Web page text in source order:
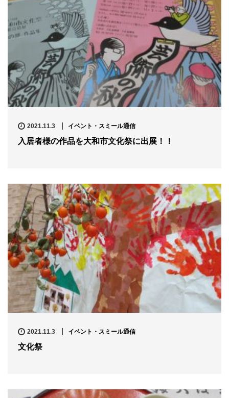
2021.11.3 イベント・スミール通信
入居者様の作品を大和市文化祭に出展！！
2021.11.3 イベント・スミール通信
文化祭